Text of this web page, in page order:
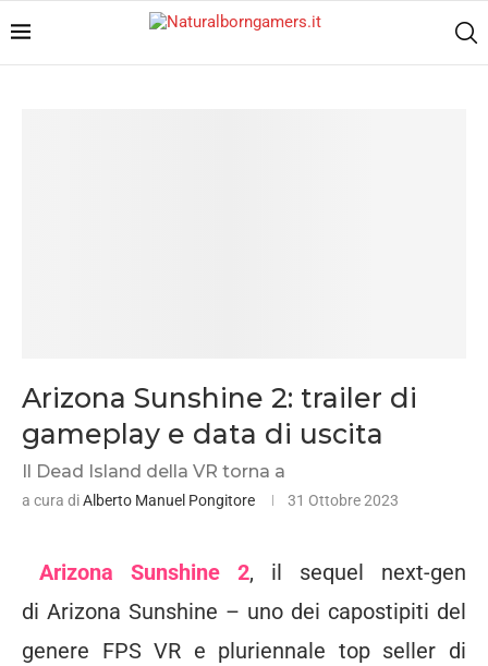
Arizona Sunshine 2: trailer di
gameplay e data di uscita
Il Dead Island della VR torna a
a cura diAlberto Manuel Pongitore 31 Ottobre 2023
Arizona Sunshine 2, il sequel next-gen
di Arizona Sunshine – uno dei capostipiti del
genere FPS VR e pluriennale top seller di